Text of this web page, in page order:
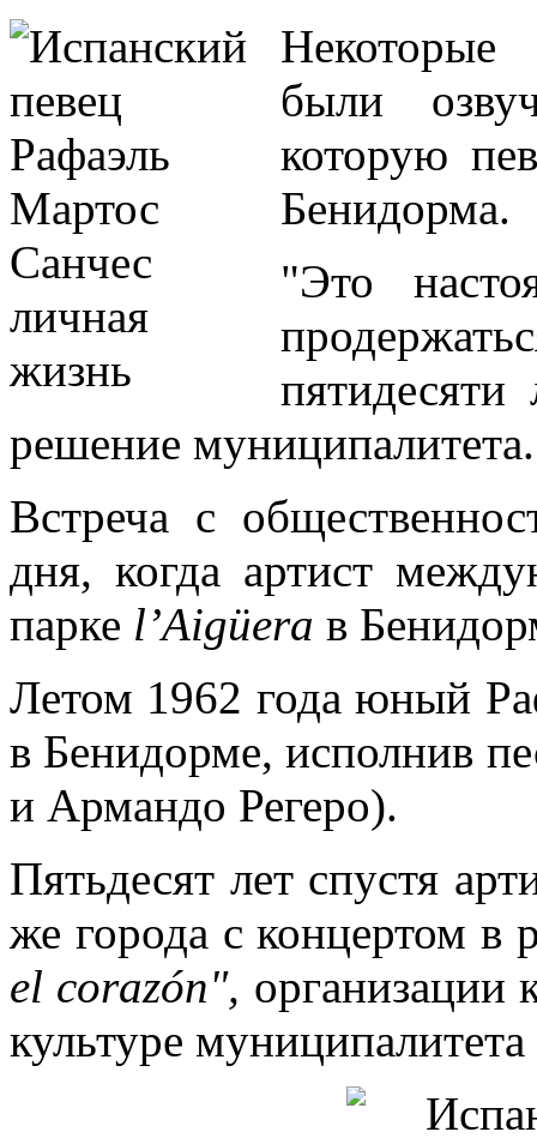
были
которую
Бенидорма.
"Это
решение муниципалитета.
Встреча с
дня, когда артист
парке l’Aigüera в
Летом 1962 года юный
в Бенидорме, исполнив
и Армандо Регеро).
Пятьдесят лет спустя
же города с концертом в
el corazón", организации
культуре